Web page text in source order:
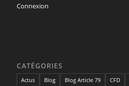
Connexion
CATÉGORIES
Actus Blog Blog Article 79 CFD